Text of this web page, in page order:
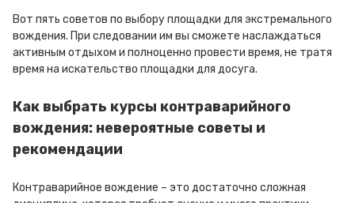
Вот пять советов по выбору площадки для экстремального
вождения. При следовании им вы сможете наслаждаться
активным отдыхом и полноценно провести время, не тратя
время на искательство площадки для досуга.
Как выбрать курсы контраварийного
вождения: невероятные советы и
рекомендации
Контраварийное вождение – это достаточно сложная